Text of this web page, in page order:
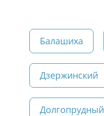
Балашиха
Дзержинский
Долгопрудный